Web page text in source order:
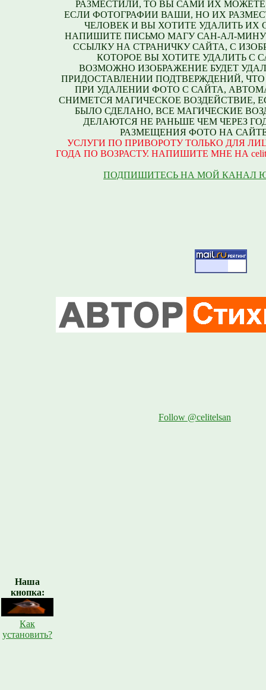
Наша
кнопка:
Как
установить?
РАЗМЕСТИЛИ, ТО ВЫ САМИ ИХ МОЖЕТЕ
ЕСЛИ ФОТОГРАФИИ ВАШИ, НО ИХ
ЧЕЛОВЕК И ВЫ ХОТИТЕ УДАЛИТЬ ИХ
НАПИШИТЕ ПИСЬМО МАГУ САН-АЛ-
ССЫЛКУ НА СТРАНИЧКУ САЙТА, С
КОТОРОЕ ВЫ ХОТИТЕ УДАЛИТЬ С
ВОЗМОЖНО ИЗОБРАЖЕНИЕ БУДЕТ
ПРИДОСТАВЛЕНИИ ПОДТВЕРЖДЕНИЙ,
ПРИ УДАЛЕНИИ ФОТО С САЙТА,
СНИМЕТСЯ МАГИЧЕСКОЕ ВОЗДЕЙСТВИЕ,
БЫЛО СДЕЛАНО, ВСЕ МАГИЧЕСКИЕ
ДЕЛАЮТСЯ НЕ РАНЬШЕ ЧЕМ ЧЕРЕЗ
РАЗМЕЩЕНИЯ ФОТО НА
УСЛУГИ ПО ПРИВОРОТУ ТОЛЬКО ДЛЯ
ГОДА ПО ВОЗРАСТУ. НАПИШИТЕ МНЕ НА
ПОДПИШИТЕСЬ НА МОЙ КАНАЛ
Follow @celitelsan